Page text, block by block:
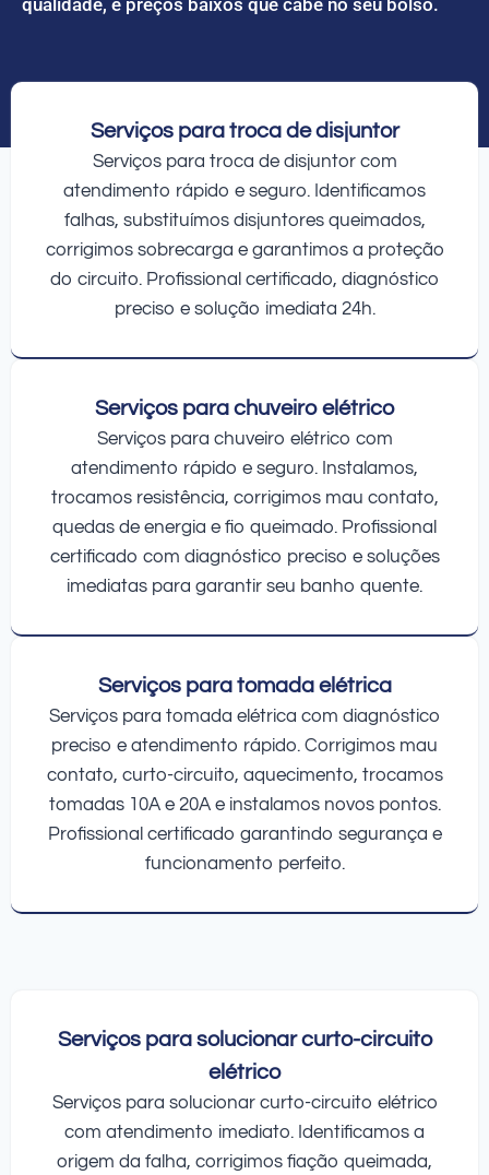
Serviços para troca de disjuntor
Serviços para troca de disjuntor com
atendimento rápido e seguro. Identificamos
falhas, substituímos disjuntores queimados,
corrigimos sobrecarga e garantimos a proteção
do circuito. Profissional certificado, diagnóstico
preciso e solução imediata 24h.
Serviços para chuveiro elétrico
Serviços para chuveiro elétrico com
atendimento rápido e seguro. Instalamos,
trocamos resistência, corrigimos mau contato,
quedas de energia e fio queimado. Profissional
certificado com diagnóstico preciso e soluções
imediatas para garantir seu banho quente.
Serviços para tomada elétrica
Serviços para tomada elétrica com diagnóstico
preciso e atendimento rápido. Corrigimos mau
contato, curto-circuito, aquecimento, trocamos
tomadas 10A e 20A e instalamos novos pontos.
Profissional certificado garantindo segurança e
funcionamento perfeito.
Serviços para solucionar curto-circuito
elétrico
Serviços para solucionar curto-circuito elétrico
com atendimento imediato. Identificamos a
origem da falha, corrigimos fiação queimada,